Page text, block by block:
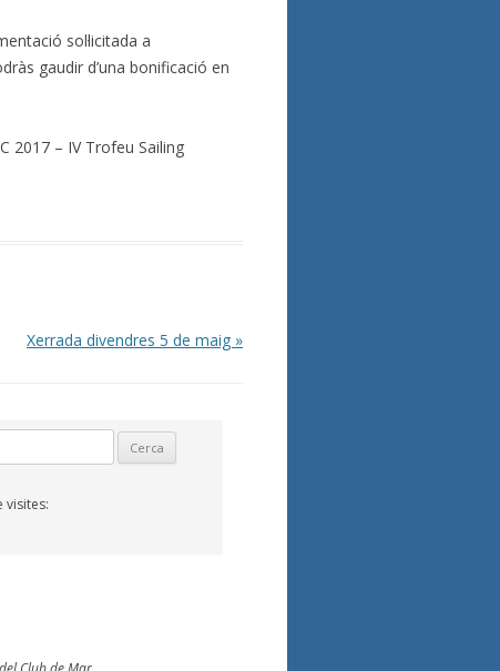
sol·licitada a
gaudir d’una bonificació en
2017 – IV Trofeu Sailing
Xerrada divendres 5 de maig »
visites: